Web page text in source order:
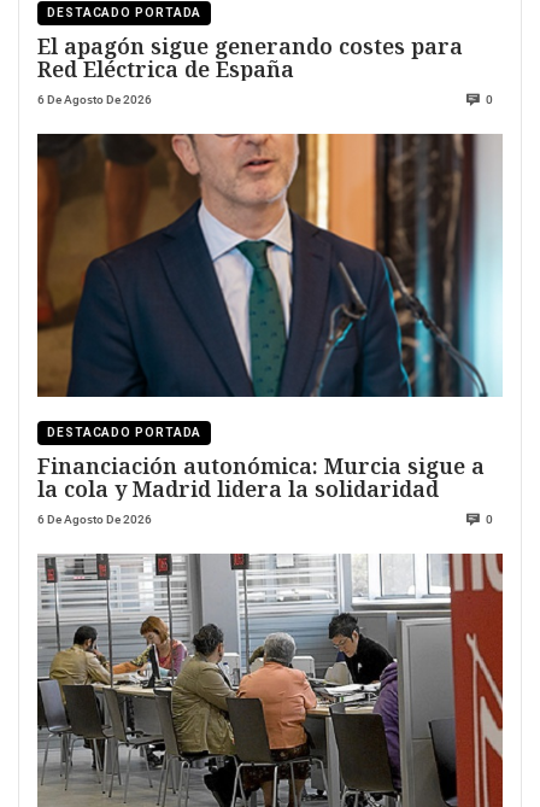
DESTACADO PORTADA
El apagón sigue generando costes para
Red Eléctrica de España
6 De Agosto De 2026 0
DESTACADO PORTADA
Financiación autonómica: Murcia sigue a
la cola y Madrid lidera la solidaridad
6 De Agosto De 2026 0